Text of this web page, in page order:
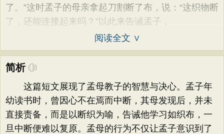
了。”这时孟子的母亲拿起刀割断了布，说：“这织物断
了，还能连接起来吗？”以此来告诫孟子，
阅读全文 ∨
简析
这篇短文展现了孟母教子的智慧与决心。孟子年
幼读书时，曾因心不在焉而中断，其母发现后，并未
直接责备，而是以断织为喻，告诫他学习如织布，一
旦中断便难以复原。孟母的行为不仅让孟子意识到了